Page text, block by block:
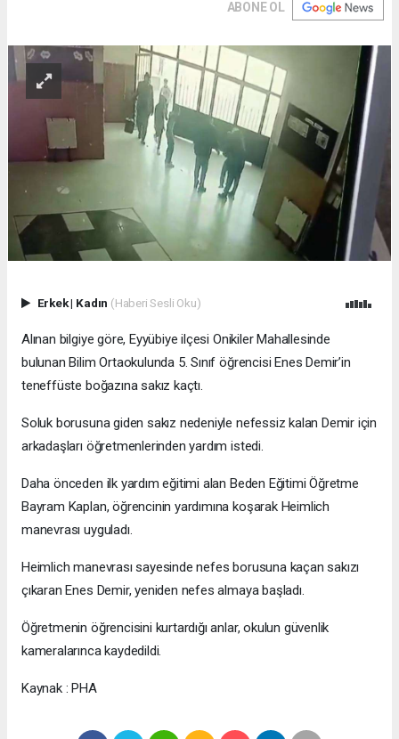
ABONE OL
Erkek| Kadın (Haberi Sesli Oku)
Alınan bilgiye göre, Eyyübiye ilçesi Onikiler Mahallesinde
bulunan Bilim Ortaokulunda 5. Sınıf öğrencisi Enes Demir’in
teneffüste boğazına sakız kaçtı.
Soluk borusuna giden sakız nedeniyle nefessiz kalan Demir için
arkadaşları öğretmenlerinden yardım istedi.
Daha önceden ilk yardım eğitimi alan Beden Eğitimi Öğretme
Bayram Kaplan, öğrencinin yardımına koşarak Heimlich
manevrası uyguladı.
Heimlich manevrası sayesinde nefes borusuna kaçan sakızı
çıkaran Enes Demir, yeniden nefes almaya başladı.
Öğretmenin öğrencisini kurtardığı anlar, okulun güvenlik
kameralarınca kaydedildi.
Kaynak : PHA